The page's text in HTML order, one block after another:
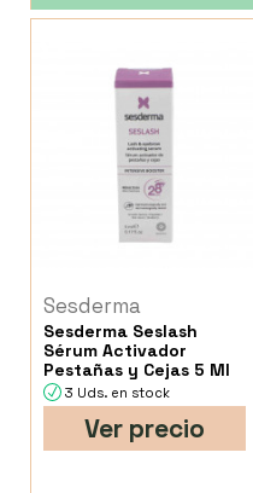
Sesderma
Sesderma Seslash
Sérum Activador
Pestañas y Cejas 5 Ml
3 Uds. en stock
Ver precio